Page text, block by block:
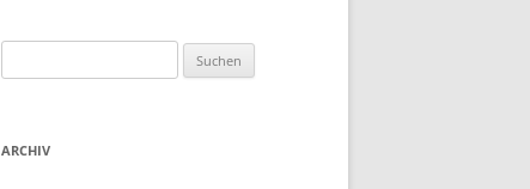
nach:
ARCHIV